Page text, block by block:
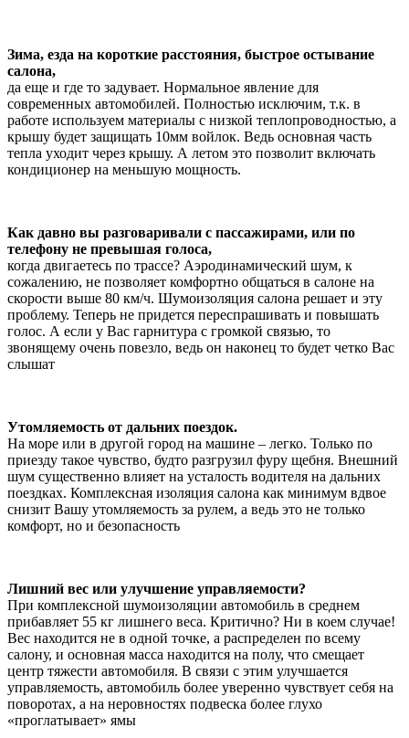
Зима, езда на короткие расстояния, быстрое остывание
салона,
да еще и где то задувает. Нормальное явление для
современных автомобилей. Полностью исключим, т.к. в
работе используем материалы с низкой теплопроводностью, а
крышу будет защищать 10мм войлок. Ведь основная часть
тепла уходит через крышу. А летом это позволит включать
кондиционер на меньшую мощность.
Как давно вы разговаривали с пассажирами, или по
телефону не превышая голоса,
когда двигаетесь по трассе? Аэродинамический шум, к
сожалению, не позволяет комфортно общаться в салоне на
скорости выше 80 км/ч. Шумоизоляция салона решает и эту
проблему. Теперь не придется переспрашивать и повышать
голос. А если у Вас гарнитура с громкой связью, то
звонящему очень повезло, ведь он наконец то будет четко Вас
слышат
Утомляемость от дальних поездок.
На море или в другой город на машине – легко. Только по
приезду такое чувство, будто разгрузил фуру щебня. Внешний
шум существенно влияет на усталость водителя на дальних
поездках. Комплексная изоляция салона как минимум вдвое
снизит Вашу утомляемость за рулем, а ведь это не только
комфорт, но и безопасность
Лишний вес или улучшение управляемости?
При комплексной шумоизоляции автомобиль в среднем
прибавляет 55 кг лишнего веса. Критично? Ни в коем случае!
Вес находится не в одной точке, а распределен по всему
салону, и основная масса находится на полу, что смещает
центр тяжести автомобиля. В связи с этим улучшается
управляемость, автомобиль более уверенно чувствует себя на
поворотах, а на неровностях подвеска более глухо
«проглатывает» ямы